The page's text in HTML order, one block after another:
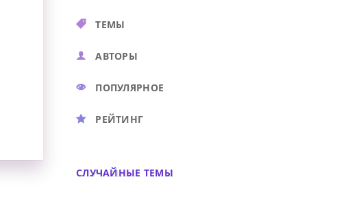
ТЕМЫ
АВТОРЫ
ПОПУЛЯРНОЕ
РЕЙТИНГ
СЛУЧАЙНЫЕ ТЕМЫ